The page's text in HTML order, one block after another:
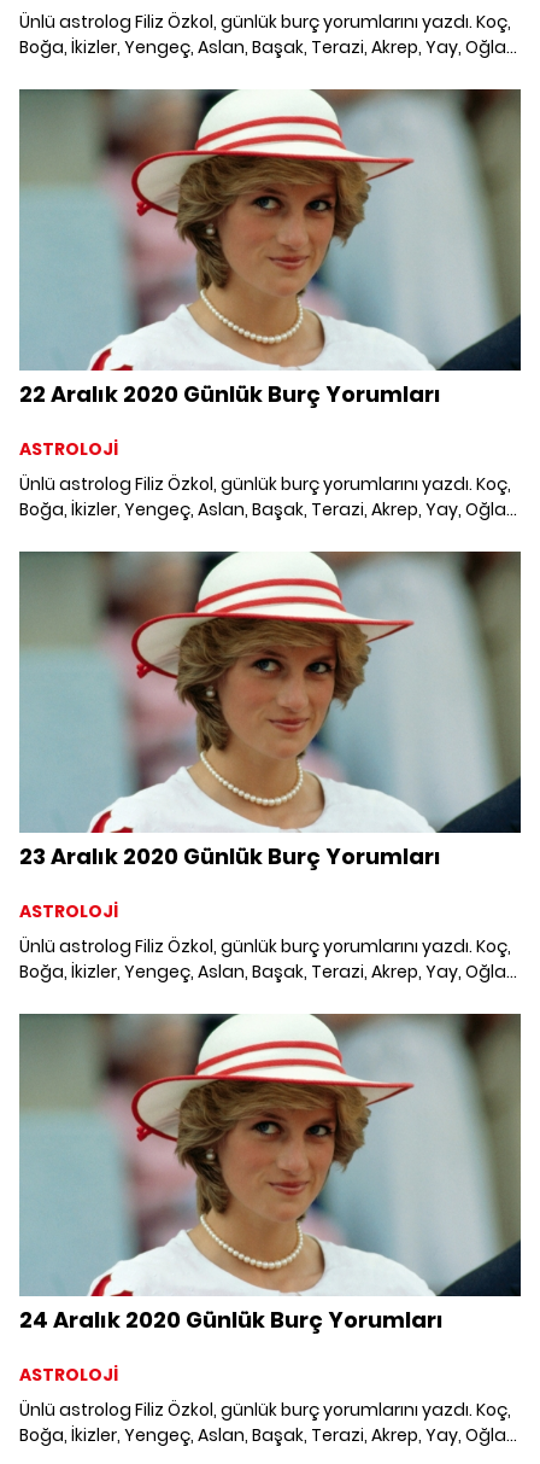
Ünlü astrolog Filiz Özkol, günlük burç yorumlarını yazdı. Koç,
Boğa, İkizler, Yengeç, Aslan, Başak, Terazi, Akrep, Yay, Oğlak,
Günlük Burç Yorumları; Haftalık burç, yükselen burç, burç
uyumu, burç özellikleri ve günlük astroloji haberleri burçların
dikkat etmesi gereken konular ve merak edilenler...
22 Aralık 2020 Günlük Burç Yorumları
ASTROLOJİ
Ünlü astrolog Filiz Özkol, günlük burç yorumlarını yazdı. Koç,
Boğa, İkizler, Yengeç, Aslan, Başak, Terazi, Akrep, Yay, Oğlak,
Günlük Burç Yorumları; Haftalık burç, yükselen burç, burç
uyumu, burç özellikleri ve günlük astroloji haberleri burçların
dikkat etmesi gereken konular ve merak edilenler...
23 Aralık 2020 Günlük Burç Yorumları
ASTROLOJİ
Ünlü astrolog Filiz Özkol, günlük burç yorumlarını yazdı. Koç,
Boğa, İkizler, Yengeç, Aslan, Başak, Terazi, Akrep, Yay, Oğlak,
Çarşamba Günlük Burç Yorumları; Haftalık burç, yükselen
burç, burç uyumu, burç özellikleri ve günlük astroloji
haberleri burçların dikkat etmesi gereken konular ve merak
edilenler...
24 Aralık 2020 Günlük Burç Yorumları
ASTROLOJİ
Ünlü astrolog Filiz Özkol, günlük burç yorumlarını yazdı. Koç,
Boğa, İkizler, Yengeç, Aslan, Başak, Terazi, Akrep, Yay, Oğlak,